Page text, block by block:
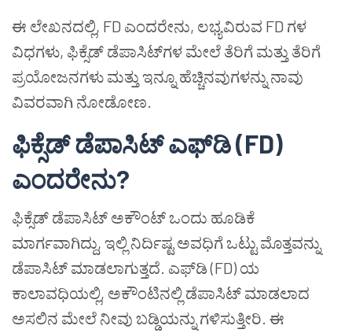
ಈ ಲೇಖನದಲ್ಲಿ, FD ಎಂದರೇನು, ಲಭ್ಯವಿರುವ FD ಗಳ
ವಿಧಗಳು, ಫಿಕ್ಸೆಡ್ ಡೆಪಾಸಿಟ್‌ಗಳ ಮೇಲೆ ತೆರಿಗೆ ಮತ್ತು ತೆರಿಗೆ
ಪ್ರಯೋಜನಗಳು ಮತ್ತು ಇನ್ನೂ ಹೆಚ್ಚಿನವುಗಳನ್ನು ನಾವು
ವಿವರವಾಗಿ ನೋಡೋಣ.
ಫಿಕ್ಸೆಡ್ ಡೆಪಾಸಿಟ್ ಎಫ್‌ಡಿ (FD)
ಎಂದರೇನು?
ಫಿಕ್ಸೆಡ್ ಡೆಪಾಸಿಟ್ ಅಕೌಂಟ್ ಒಂದು ಹೂಡಿಕೆ
ಮಾರ್ಗವಾಗಿದ್ದು, ಇಲ್ಲಿ ನಿರ್ದಿಷ್ಟ ಅವಧಿಗೆ ಒಟ್ಟು ಮೊತ್ತವನ್ನು
ಡೆಪಾಸಿಟ್ ಮಾಡಲಾಗುತ್ತದೆ. ಎಫ್‌ಡಿ (FD) ಯ
ಕಾಲಾವಧಿಯಲ್ಲಿ, ಅಕೌಂಟಿನಲ್ಲಿ ಡೆಪಾಸಿಟ್ ಮಾಡಲಾದ
ಅಸಲಿನ ಮೇಲೆ ನೀವು ಬಡ್ಡಿಯನ್ನು ಗಳಿಸುತ್ತೀರಿ. ಈ